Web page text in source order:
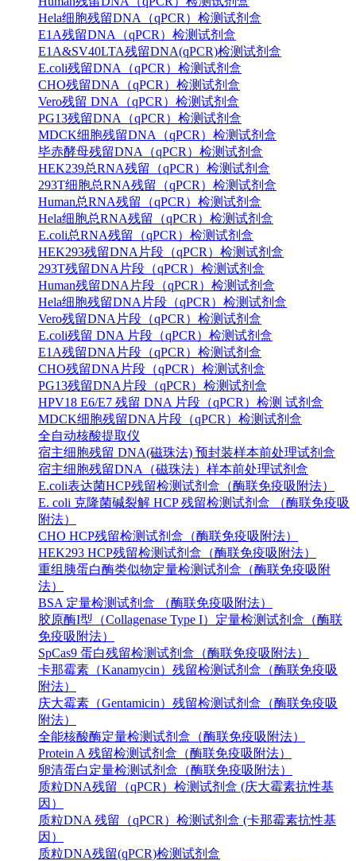
Hela细胞残留DNA（qPCR）检测试剂盒
E1A残留DNA（qPCR）检测试剂盒
E1A&SV40LTA残留DNA(qPCR)检测试剂盒
E.coli残留DNA（qPCR）检测试剂盒
CHO残留DNA（qPCR）检测试剂盒
Vero残留 DNA（qPCR）检测试剂盒
PG13残留DNA（qPCR）检测试剂盒
MDCK细胞残留DNA（qPCR）检测试剂盒
毕赤酵母残留DNA（qPCR）检测试剂盒
HEK239总RNA残留（qPCR）检测试剂盒
293T细胞总RNA残留（qPCR）检测试剂盒
Human总RNA残留（qPCR）检测试剂盒
Hela细胞总RNA残留（qPCR）检测试剂盒
E.coli总RNA残留（qPCR）检测试剂盒
HEK293残留DNA片段（qPCR）检测试剂盒
293T残留DNA片段（qPCR）检测试剂盒
Human残留DNA片段（qPCR）检测试剂盒
Hela细胞残留DNA片段（qPCR）检测试剂盒
Vero残留DNA片段（qPCR）检测试剂盒
E.coli残留 DNA 片段（qPCR）检测试剂盒
E1A残留DNA片段（qPCR）检测试剂盒
CHO残留DNA片段（qPCR）检测试剂盒
PG13残留DNA片段（qPCR）检测试剂盒
HPV18 E6/E7 残留 DNA 片段（qPCR）检测 试剂盒
MDCK细胞残留DNA片段（qPCR）检测试剂盒
全自动核酸提取仪
宿主细胞残留 DNA(磁珠法) 预封装样本前处理试剂盒
宿主细胞残留DNA（磁珠法）样本前处理试剂盒
E.coli表达菌HCP残留检测试剂盒（酶联免疫吸附法）
E. coli 克隆菌碱裂解 HCP 残留检测试剂盒 （酶联免疫吸
附法）
CHO HCP残留检测试剂盒（酶联免疫吸附法）
HEK293 HCP残留检测试剂盒（酶联免疫吸附法）
重组胰蛋白酶类似物定量检测试剂盒（酶联免疫吸附
法）
BSA 定量检测试剂盒 （酶联免疫吸附法）
胶原酶I型（Collagenase Type I）定量检测试剂盒（酶联
免疫吸附法）
SpCas9 蛋白残留检测试剂盒（酶联免疫吸附法）
卡那霉素（Kanamycin）残留检测试剂盒（酶联免疫吸
附法）
庆大霉素（Gentamicin）残留检测试剂盒（酶联免疫吸
附法）
全能核酸酶定量检测试剂盒（酶联免疫吸附法）
Protein A 残留检测试剂盒（酶联免疫吸附法）
卵清蛋白定量检测试剂盒（酶联免疫吸附法）
质粒DNA残留（qPCR）检测试剂盒 (庆大霉素抗性基
因）
质粒DNA 残留（qPCR）检测试剂盒 (卡那霉素抗性基
因）
质粒DNA残留(qPCR)检测试剂盒